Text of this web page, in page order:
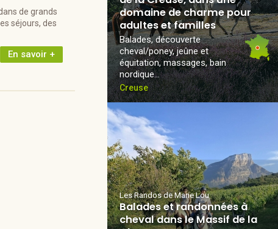
de grands
séjours, des
En savoir +
domaine de charme pour
adultes et familles
Balades, découverte
cheval/poney, jeûne et
équitation, massages, bain
nordique...
Creuse
Les Randos de Marie Lou
Balades et randonnées à
cheval dans le Massif de la